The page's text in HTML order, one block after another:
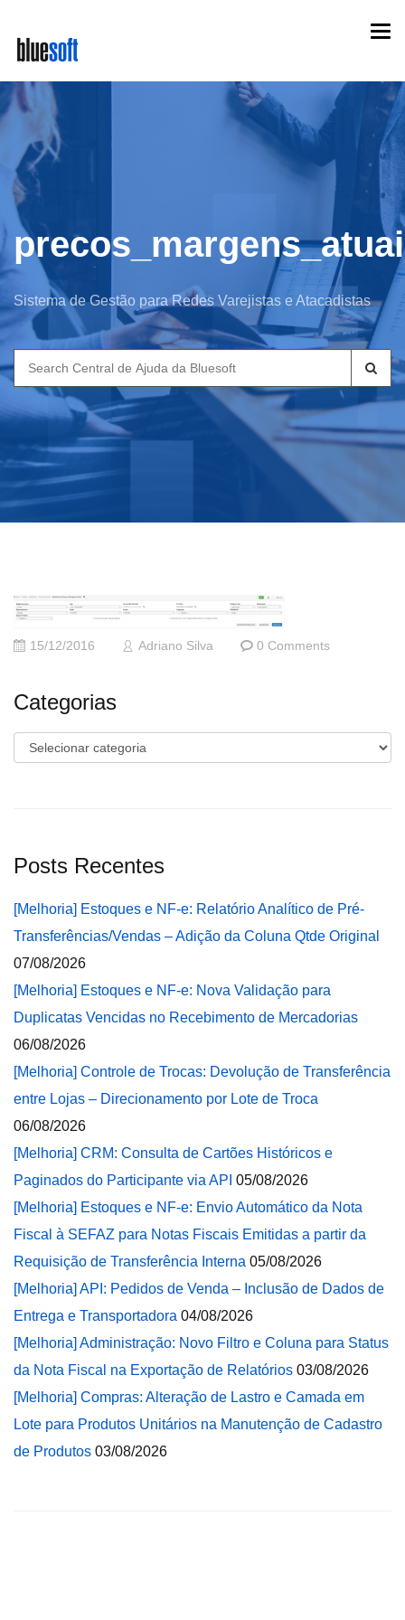
main
content
Sistema de Gestão para Redes Varejistas e Atacadistas
Search
for:
15/12/2016 Adriano Silva 0 Comments
Categorias
Categorias
Posts Recentes
[Melhoria] Estoques e NF-e: Relatório Analítico de Pré-
Transferências/Vendas – Adição da Coluna Qtde Original
07/08/2026
[Melhoria] Estoques e NF-e: Nova Validação para
Duplicatas Vencidas no Recebimento de Mercadorias
06/08/2026
[Melhoria] Controle de Trocas: Devolução de Transferência
entre Lojas – Direcionamento por Lote de Troca
06/08/2026
[Melhoria] CRM: Consulta de Cartões Históricos e
Paginados do Participante via API 05/08/2026
[Melhoria] Estoques e NF-e: Envio Automático da Nota
Fiscal à SEFAZ para Notas Fiscais Emitidas a partir da
Requisição de Transferência Interna 05/08/2026
[Melhoria] API: Pedidos de Venda – Inclusão de Dados de
Entrega e Transportadora 04/08/2026
[Melhoria] Administração: Novo Filtro e Coluna para Status
da Nota Fiscal na Exportação de Relatórios 03/08/2026
[Melhoria] Compras: Alteração de Lastro e Camada em
Lote para Produtos Unitários na Manutenção de Cadastro
de Produtos 03/08/2026